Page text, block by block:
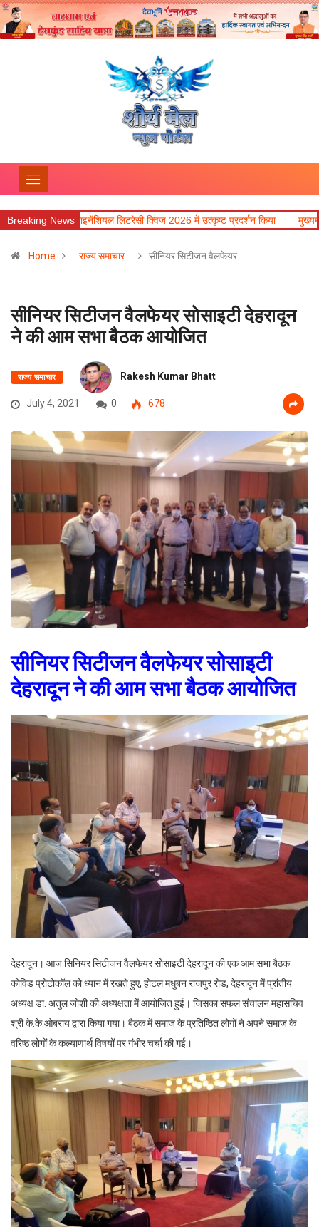
Breaking News
लिटरेसी क्विज़ 2026 में उत्कृष्ट प्रदर्शन किया मुख्यमंत्री की मॉनिटरिंग में राहत
Home राज्य समाचार सीनियर सिटीजन वैलफेयर…
सीनियर सिटीजन वैलफेयर सोसाइटी देहरादून
ने की आम सभा बैठक आयोजित
राज्य समाचार Rakesh Kumar Bhatt
July 4, 2021 0 678
सीनियर सिटीजन वैलफेयर सोसाइटी
देहरादून ने की आम सभा बैठक आयोजित
देहरादून। आज सिनियर सिटीजन वैलफेयर सोसाइटी देहरादून की एक आम सभा बैठक
कोविड प्रोटोकॉल को ध्यान में रखते हुए, होटल मधुबन राजपुर रोड, देहरादून में प्रांतीय
अध्यक्ष डा. अतुल जोशी की अध्यक्षता में आयोजित हुई। जिसका सफल संचालन महासचिव
श्री के.के.ओबराय द्वारा किया गया। बैठक में समाज के प्रतिष्ठित लोगों ने अपने समाज के
वरिष्ठ लोगों के कल्याणार्थ विषयों पर गंभीर चर्चा की गई।